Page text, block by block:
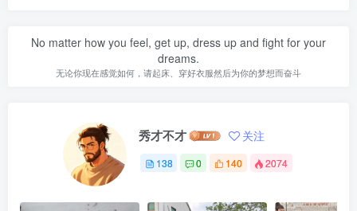
No matter how you feel, get up, dress up and fight for your
dreams.
无论你现在感觉如何，请起床、穿好衣服然后为你的梦想而奋斗
秀才不才 关注
138 0 140 2074